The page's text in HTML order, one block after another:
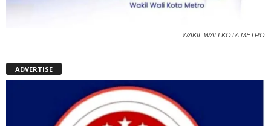
WAKIL WALI KOTA METRO
ADVERTISE